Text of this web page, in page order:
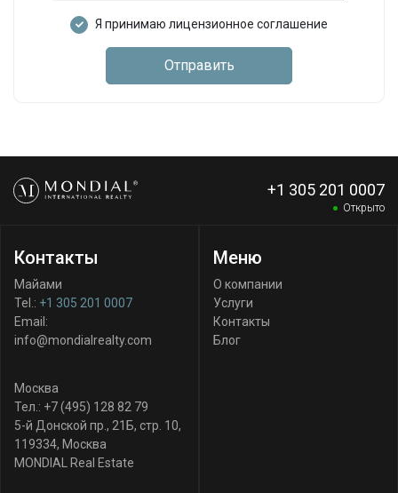
Я принимаю лицензионное соглашение
Отправить
+1 305 201 0007
Открыто
Контакты
Майами
Tel.: +1 305 201 0007
Email:
info@mondialrealty.com
Москва
Тел.: +7 (495) 128 82 79
5-й Донской пр., 21Б, стр. 10,
119334, Москва
MONDIAL Real Estate
Меню
О компании
Услуги
Контакты
Блог